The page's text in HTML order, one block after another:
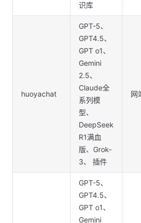
识库
huoyachat
GPT-5、
GPT4.5、
GPT o1、
Gemini
2.5、
Claude全
系列模
型、
DeepSeek
R1满血
版、Grok-
3、 插件
网
GPT-5、
GPT4.5、
GPT o1、
Gemini